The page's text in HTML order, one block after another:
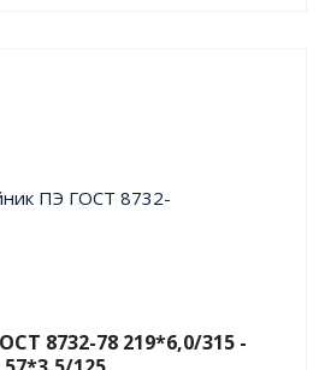
8732-78 219*6,0/315 -